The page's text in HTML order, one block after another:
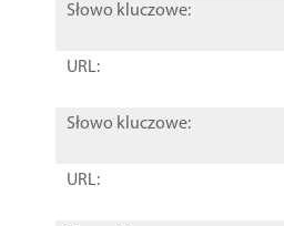
Słowo kluczowe:
URL:
Słowo kluczowe:
URL: